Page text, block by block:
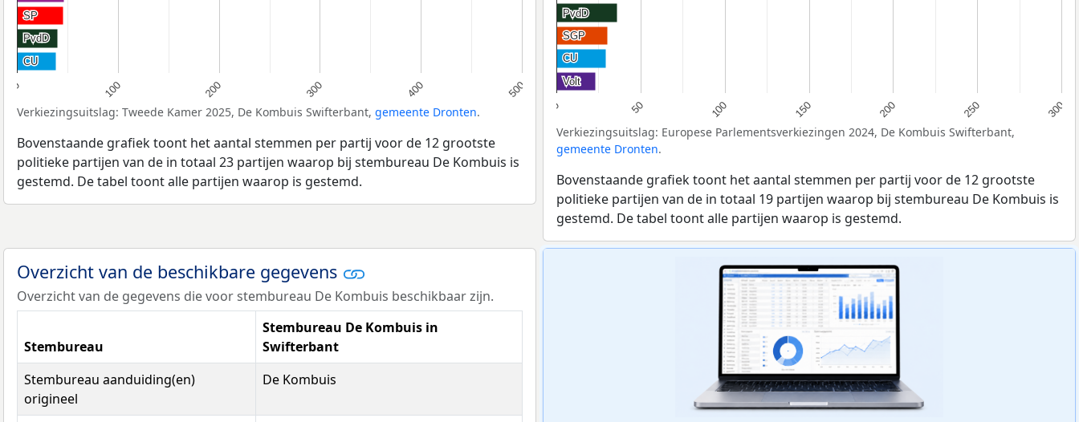
0 100 200 300 400 500
SP
SP
PvdD
PvdD
CU
CU
Verkiezingsuitslag: Tweede Kamer 2025, De Kombuis Swifterbant, gemeente Dronten.
Bovenstaande grafiek toont het aantal stemmen per partij voor de 12 grootste
politieke partijen van de in totaal 23 partijen waarop bij stembureau De Kombuis is
gestemd. De tabel toont alle partijen waarop is gestemd.
0 50 100 150 200 250 300
PvdD
PvdD
SGP
SGP
CU
CU
Volt
Volt
Verkiezingsuitslag: Europese Parlementsverkiezingen 2024, De Kombuis Swifterbant,
gemeente Dronten.
Bovenstaande grafiek toont het aantal stemmen per partij voor de 12 grootste
politieke partijen van de in totaal 19 partijen waarop bij stembureau De Kombuis is
gestemd. De tabel toont alle partijen waarop is gestemd.
Overzicht van de beschikbare gegevens
Overzicht van de gegevens die voor stembureau De Kombuis beschikbaar zijn.
Stembureau
Stembureau De Kombuis in
Swifterbant
Stembureau aanduiding(en)
origineel
De Kombuis